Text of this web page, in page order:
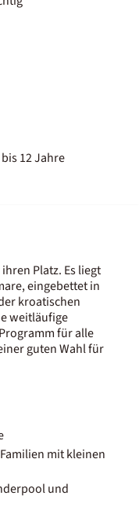
12 Jahre
Platz. Es liegt
eingebettet in
kroatischen
weitläufige
für alle
guten Wahl für
mit kleinen
und